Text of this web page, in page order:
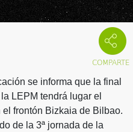
se informa que la final
LEPM tendrá lugar el
frontón Bizkaia de Bilbao.
de la 3ª jornada de la